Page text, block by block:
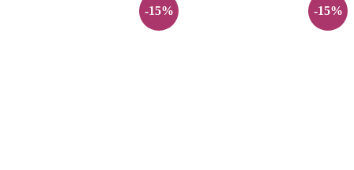
-15% -15%